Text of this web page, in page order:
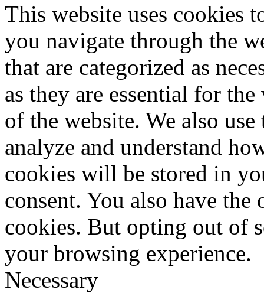
This website uses cookies
you navigate through the
that are categorized as
as they are essential for
of the website. We also
analyze and understand
cookies will be stored in
consent. You also have
cookies. But opting out of
your browsing experience.
Necessary